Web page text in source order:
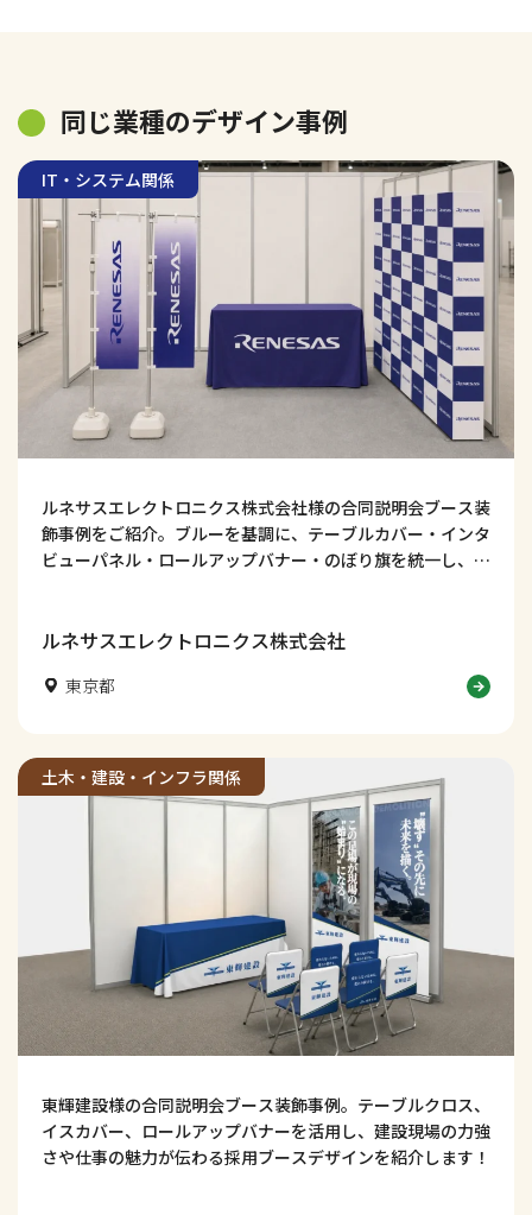
同じ業種のデザイン事例
IT・システム関係
ルネサスエレクトロニクス株式会社様の合同説明会ブース装
飾事例をご紹介。ブルーを基調に、テーブルカバー・インタ
ビューパネル・ロールアップバナー・のぼり旗を統一し、技
解説します。
ルネサスエレクトロニクス株式会社
東京都
土木・建設・インフラ関係
東輝建設様の合同説明会ブース装飾事例。テーブルクロス、
イスカバー、ロールアップバナーを活用し、建設現場の力強
さや仕事の魅力が伝わる採用ブースデザインを紹介します！